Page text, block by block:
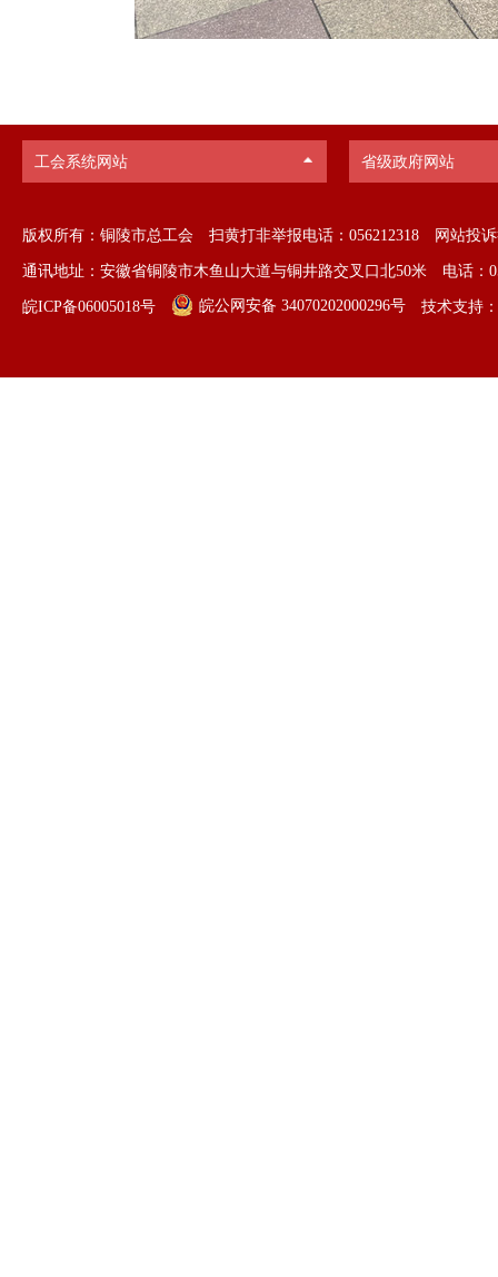
版权所有：铜陵市总工会 扫黄打非举报电话：056212318 网站投诉
通讯地址：安徽省铜陵市木鱼山大道与铜井路交叉口北50米 电话：
皖ICP备06005018号 皖公网安备 34070202000296号 技术支持